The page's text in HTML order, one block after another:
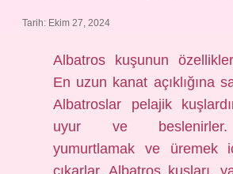
Tarih: Ekim 27, 2024
Albatros kuşunun
En uzun kanat açıklığına
Albatroslar pelajik
uyur ve
yumurtlamak ve üremek
çıkarlar. Albatros kuşları,